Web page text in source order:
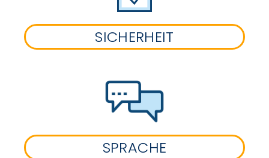
SICHERHEIT
SPRACHE